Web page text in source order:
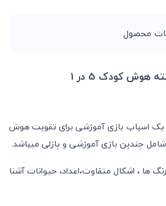
محصول
کودک 5 در 1
یک اسباب بازی آموزشی برای تقویت هوش
چندین بازی آموزشی و پازلی میباشد.
ها ، اشکال متفاوت،اعداد، حیوانات آشنا